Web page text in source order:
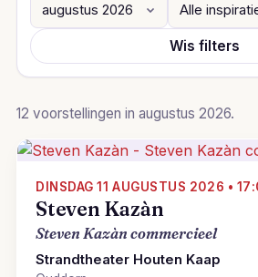
Wis filters
12 voorstellingen in augustus 2026.
DINSDAG 11 AUGUSTUS 2026 •
Steven Kazàn
Steven Kazàn commercieel
Strandtheater Houten Kaap